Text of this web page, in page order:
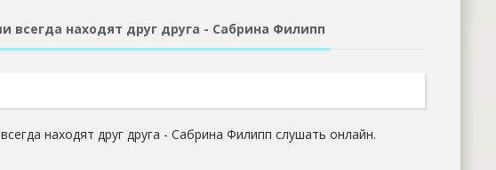
всегда находят друг друга - Сабрина Филипп
находят друг друга - Сабрина Филипп слушать онлайн.